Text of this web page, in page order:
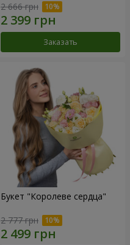
2 666 грн
Заказать
Букет "Королеве сердца"
2 777 грн